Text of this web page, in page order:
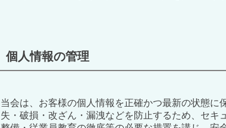
当会は、お客様の個人情報を正確かつ最新の状態に
失・破損・改ざん・漏洩などを防止するため、セキ
個人情報の管理